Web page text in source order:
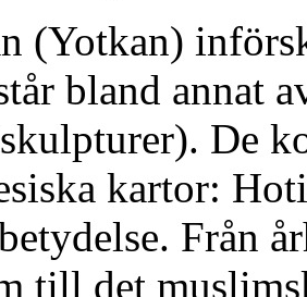
(Yotkan)
bland annat
De
kartor:
Från
till det